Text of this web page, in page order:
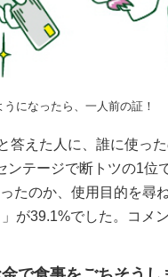
になったら、一人前の証！
答えた人に、誰に使っ
テージで断トツの1位
たのか、使用目的を尋
が39.1%でした。コメン